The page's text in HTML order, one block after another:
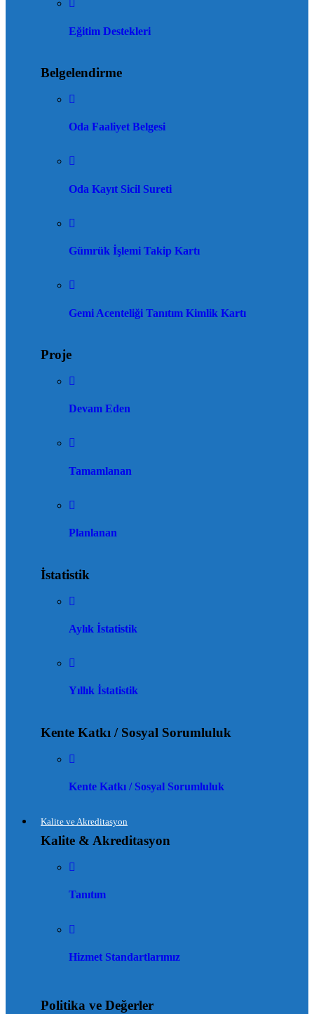
Eğitim Destekleri
Belgelendirme
Oda Faaliyet Belgesi
Oda Kayıt Sicil Sureti
Gümrük İşlemi Takip Kartı
Gemi Acenteliği Tanıtım Kimlik Kartı
Proje
Devam Eden
Tamamlanan
Planlanan
İstatistik
Aylık İstatistik
Yıllık İstatistik
Kente Katkı / Sosyal Sorumluluk
Kente Katkı / Sosyal Sorumluluk
Kalite ve Akreditasyon
Kalite & Akreditasyon
Tanıtım
Hizmet Standartlarımız
Politika ve Değerler